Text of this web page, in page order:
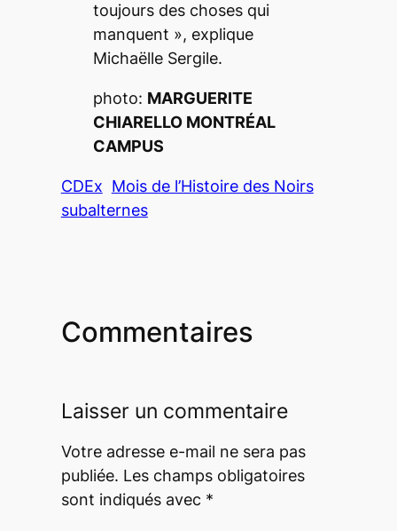
toujours des choses qui
manquent », explique
Michaëlle Sergile.
photo: MARGUERITE
CHIARELLOMONTRÉAL
CAMPUS
CDEx Mois de l’Histoire des Noirs
subalternes
Commentaires
Laisser un commentaire
Votre adresse e-mail ne sera pas
publiée. Les champs obligatoires
sont indiqués avec *